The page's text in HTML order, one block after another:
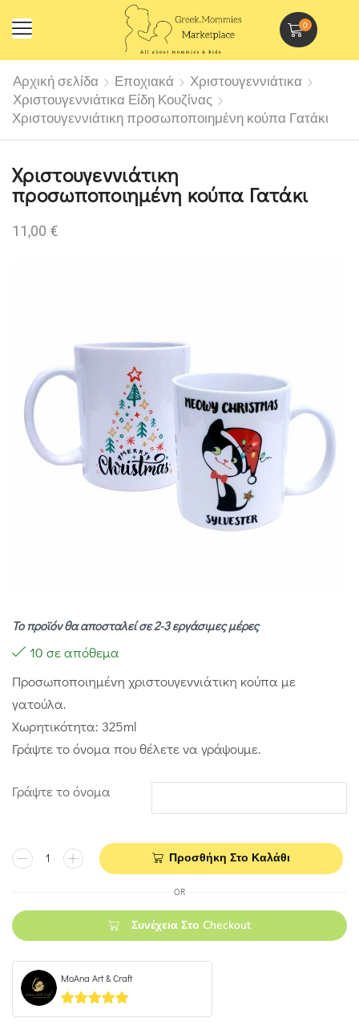
0
Αρχική σελίδα Εποχιακά
Χριστουγεννιάτικα
Χριστουγεννιάτικα Είδη Κουζίνας
Χριστουγεννιάτικη προσωποποιημένη κούπα Γατάκι
Χριστουγεννιάτικη
προσωποποιημένη κούπα Γατάκι
11,00 €
Το προϊόν θα αποσταλεί σε 2-3 εργάσιμες μέρες
10 σε απόθεμα
Προσωποποιημένη χριστουγεννιάτικη κούπα με
γατούλα.
Χωρητικότητα: 325ml
Γράψτε το όνομα που θέλετε να γράψουμε.
Γράψτε το όνομα
Προσθήκη Στο Καλάθι
OR
Συνέχεια Στο Checkout
MoAna Art & Craft
5out of 5